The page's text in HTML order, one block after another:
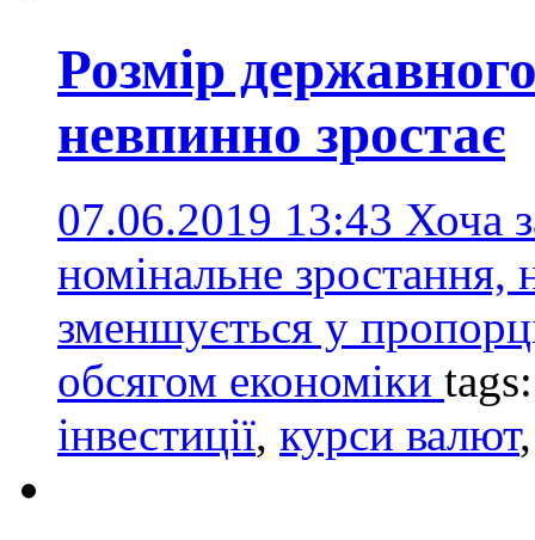
Розмір
невпинно зростає
07.06.2019 13:43 Хоча
номінальне
зменшується у
обсягом економіки
інвестиції, курси валют